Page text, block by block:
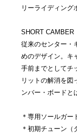
リーライディング
SHORT CAMBER
従来のセンター・
めのデザイン。キ
手前までとしてチ
リットの解消を図
ンバー・ボードと
＊専用ソールガー
＊初期チューン